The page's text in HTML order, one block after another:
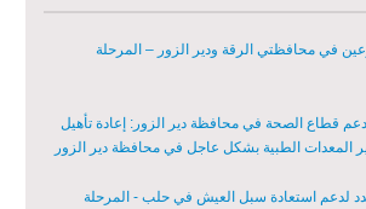
قطاع الصحة في محافظة دير الزور: إعادة تأهيل
المعدات الطبية بشكل عاجل في محافظة دير الزور
لدعم استعادة سبل العيش في حلب - المرحلة